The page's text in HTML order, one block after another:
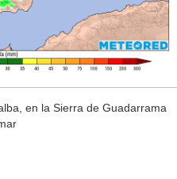
en la Sierra de Guadarrama